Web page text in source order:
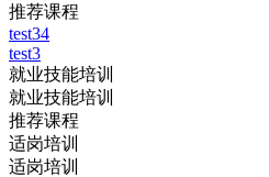
推荐课程
test34
test3
就业技能培训
就业技能培训
推荐课程
适岗培训
适岗培训